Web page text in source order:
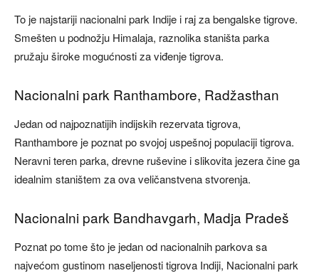
To je najstariji nacionalni park Indije i raj za bengalske tigrove.
Smešten u podnožju Himalaja, raznolika staništa parka
pružaju široke mogućnosti za viđenje tigrova.
Nacionalni park Ranthambore, Radžasthan
Jedan od najpoznatijih indijskih rezervata tigrova,
Ranthambore je poznat po svojoj uspešnoj populaciji tigrova.
Neravni teren parka, drevne ruševine i slikovita jezera čine ga
idealnim staništem za ova veličanstvena stvorenja.
Nacionalni park Bandhavgarh, Madja Pradeš
Poznat po tome što je jedan od nacionalnih parkova sa
najvećom gustinom naseljenosti tigrova Indiji, Nacionalni park